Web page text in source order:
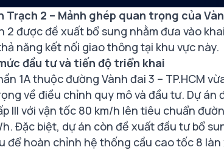
Trạch 2 – Mảnh ghép quan trọng của
2 được đề xuất bổ sung nhằm đưa vào
năng kết nối giao thông tại khu vực này.
đầu tư và tiến độ triển khai
1A thuộc đường Vành đai 3 – TP.HCM
về điều chỉnh quy mô và đầu tư. Dự
III với vận tốc 80 km/h lên tiêu chuẩn
Đặc biệt, dự án còn đề xuất đầu tư bổ
để hoàn chỉnh hệ thống cầu cao tốc 8